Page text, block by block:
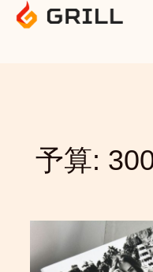
予算:
サ